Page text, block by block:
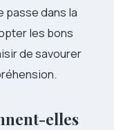
passe dans la
les bons
de savourer
elles